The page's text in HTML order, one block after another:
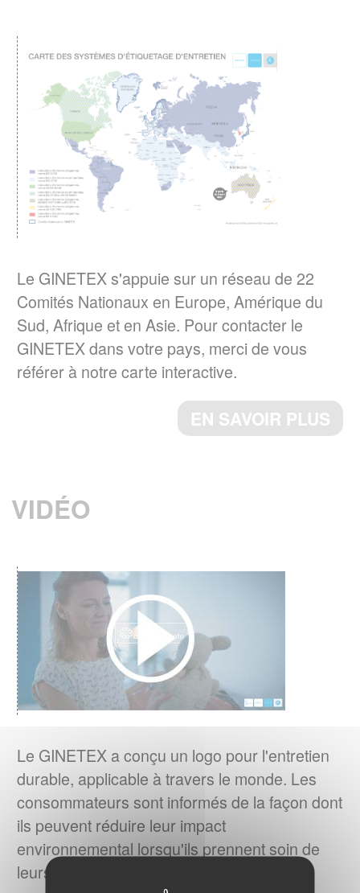
les consommateurs dans l’entretien de leurs
vêtements.
EN SAVOIR PLUS
ENTRETIEN DU LINGE – Quelle
consommation d’énergie pour le séchage
des textiles ?
Le GINETEX dévoile les
principaux enseignements de son étude sur
son impact sur les cycles de séchage.
La norme ISO 3758:2023 a été publiée
Le 6 décembre 2023, a norme ISO
3758:2023, Textiles – Code d'étiquetage
d'entretien utilisant des symboles, a été
édition annule et remplace la
EUROPEEN IPSOS 2023
Quelles sont les habitudes d'entretien textile
en Europe ?
EN SAVOIR PLUS
RESPONSABILITE ELARGIE DU
La loi AGEC impose depuis le 1 janvier
2022, l'apposition d'une
signalétique TRIMAN et d'une info-tri sur les
produits tels que les textiles d'habillement, le
linge de maison et les chaussures.
EN SAVOIR PLUS
Le GINETEX s'appuie sur un réseau de 22
Comités Nationaux en Europe, Amérique du
Sud, Afrique et en Asie. Pour contacter le
GINETEX dans votre pays, merci de vous
référer à notre carte interactive.
EN SAVOIR PLUS
VIDÉO
Le GINETEX a conçu un logo pour l'entretien
durable, applicable à travers le monde. Les
consommateurs sont informés de la façon dont
ils peuvent réduire leur impact
environnemental lorsqu'ils prennent soin de
leurs textiles.